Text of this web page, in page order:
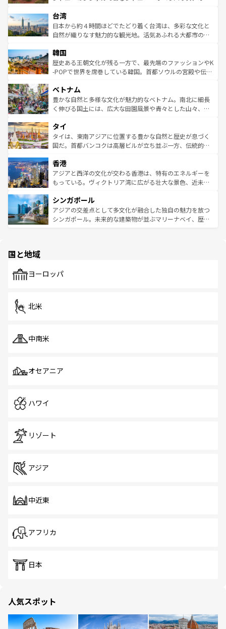
ならではの贅沢な旅のスタイルだ。 なお、新着のアメリカ
情報はコンテンツ一覧を参照してほしい。
れるおもてなしの心で訪れる人々を迎えてくれるハワイの
人々、おいしいローカルフードやハワイアンミュージッ
ク、伝統的なフラダンスなど、すべてがハワイの魅力を彩
ワイを、存分に味わってほしい。 なお、新着のハワイ情報
はコンテンツ一覧を参照してほしい。
リアリーフや大陸中央部にそびえるウルル（エアーズロッ
ク）、タスマニアの美しい原生林やケアンズの熱帯雨林な
ど、見どころがたくさん。また、カフェやワイン、オージ
いる。アクティビティも充実しており、サーフィンやダイ
ビング、ハイキングなど、アウトドア好きにはたまらな
い。オーストラリアの多彩な魅力を存分に味わいつくそ
参照してほしい。
台湾
日本から約４時間ほどでたどり着く台湾は、多彩な文化と
自然が織りなす魅力的な観光地。活気あふれる大都市の台
ン）、静ひつな山岳地帯である台湾東部など、都市の喧騒
と山間の静けさが共存しており、訪れる人に新しい発見と
驚きをもたらしてくれる。また、奥深い台湾の食文化も魅
容にもいいと評判のスイーツなど、バラエティ豊かな料理
が味わえる。 なお、新着の台湾情報は コンテンツ一覧を参
照してほしい。
韓国
歴史ある王朝文化が残る一方で、最先端のファッションやK
-POPで世界を席巻している韓国。首都ソウルの宮殿や伝統
き、地方に足を延ばせば四季折々の自然美を楽しむことが
できる。そして、キムチや焼肉、絶品のストリートフード
まで、さまざまな韓国料理が待っている。夜には、韓国な
リティに包まれながら、韓国の多彩な魅力を心ゆくまで味
わってみてほしい。 なお、新着の韓国情報はコンテンツ一
覧を参照してほしい。
ベトナム
豊かな自然と多様な文化が魅力的なベトナム。南北に細長
く伸びる国土には、広大な田園風景や青々とした山々、世
急速な発展と共に伝統が息づく。ハノイの古い町並みやホ
ーチミン市のフランス統治時代の建物も、独特の雰囲気を
醸し出している。また、バラエティの豊かさとおいしさで
とつ。フォーやバインミー、ベトナムコーヒーなどは、ぜ
ひ現地で味わいたい。どの地域を訪れてもあたたかい人々
が旅行者を迎えてくれるので、きっと忘れられない旅にな
参照してほしい。
タイ
タイは、東南アジアに位置する豊かな自然と歴史が息づく
国だ。首都バンコクは高層ビルが立ち並ぶ一方、伝統的な
の活気が交差している。北部ではチェンマイなどの山岳地
帯で自然と触れ合い、南部ではプーケットやクラビの美し
いビーチでリゾート気分を楽しむことができる。タイ料理
激する。気候は一年中温暖で、どの季節にも異なる楽しみ
が待っている。親しみやすいタイの人々、仏教を中心とし
た文化、そして多様な観光資源が、訪れる旅人を魅了し続
香港
アジアと西洋の文化が交わる香港は、特有のエネルギーを
もっている。ヴィクトリア湾に広がる壮大な景色、近未来
み、どこを訪れても感動するはず。観光スポットが密集し
ており、効率よく見どころを回れるのも魅力。息をのむよ
うな絶景から文化的な体験まで、香港を存分に楽しみ尽く
シンガポール
アジアの交差点として多文化が融合した独自の魅力を放つ
シンガポール。未来的な建築物が並ぶマリーナベイ、歴史
で、ホーカーズは地元の風情を楽しめる外せないスポット
国と地域
ヨーロッパ
北米
中南米
オセアニア
ハワイ
リゾート
アジア
中近東
アフリカ
日本
人気スポット